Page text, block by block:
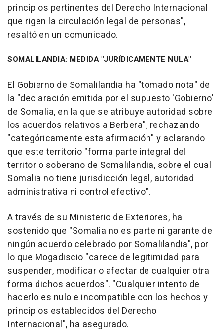
principios pertinentes del Derecho Internacional
que rigen la circulación legal de personas",
resaltó en un comunicado.
SOMALILANDIA: MEDIDA "JURÍDICAMENTE NULA"
El Gobierno de Somalilandia ha "tomado nota" de
la "declaración emitida por el supuesto 'Gobierno'
de Somalia, en la que se atribuye autoridad sobre
los acuerdos relativos a Berbera", rechazando
"categóricamente esta afirmación" y aclarando
que este territorio "forma parte integral del
territorio soberano de Somalilandia, sobre el cual
Somalia no tiene jurisdicción legal, autoridad
administrativa ni control efectivo".
A través de su Ministerio de Exteriores, ha
sostenido que "Somalia no es parte ni garante de
ningún acuerdo celebrado por Somalilandia", por
lo que Mogadiscio "carece de legitimidad para
suspender, modificar o afectar de cualquier otra
forma dichos acuerdos". "Cualquier intento de
hacerlo es nulo e incompatible con los hechos y
principios establecidos del Derecho
Internacional", ha asegurado.